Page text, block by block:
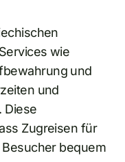
wie
und
und
Diese
Zugreisen für
bequem